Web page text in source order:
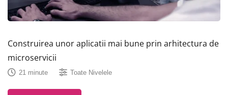
Construirea unor aplicatii mai bune prin arhitectura de
microservicii
21 minute Toate Nivelele